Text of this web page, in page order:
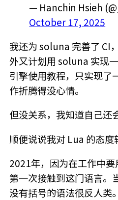
— Hanchin Hsieh
October 17, 2025
我还为 soluna 完善了 CI
外又计划用 soluna 实现
引擎使用教程，只实现了
作折腾得没心情。
但没关系，我知道自己还
顺便说说我对 Lua 的态度
2021年，因为在工作中
第一次接触到这门语言。
没有括号的语法很反人类。